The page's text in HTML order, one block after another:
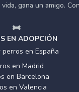
vida, gana un amigo.
EN ADOPCIÓN
en España
en Madrid
en Barcelona
en Valencia